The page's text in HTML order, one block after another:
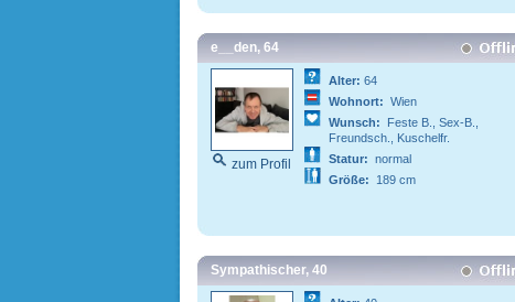
e__den, 64
zum Profil
Alter: 64
Wohnort: Wien
Wunsch:
Feste B., Sex-B.,
Freundsch., Kuschelfr.
Statur: normal
Größe:
189 cm
Sympathischer, 40